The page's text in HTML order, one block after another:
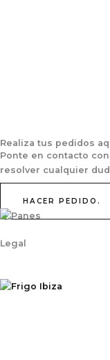
Realiza tus pedidos
Ponte en contacto
resolver cualquier
HACER PEDIDO.
Legal